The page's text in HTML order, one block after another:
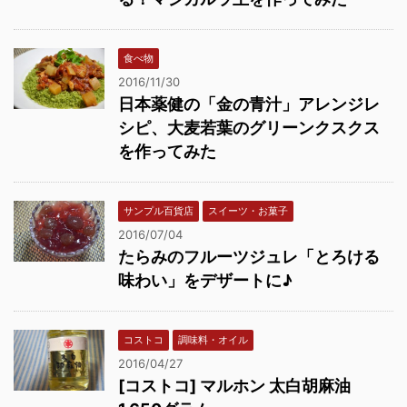
食べ物
2016/11/30
日本薬健の「金の青汁」アレンジレ
シピ、大麦若葉のグリーンクスクス
を作ってみた
サンプル百貨店 スイーツ・お菓子
2016/07/04
たらみのフルーツジュレ「とろける
味わい」をデザートに♪
コストコ 調味料・オイル
2016/04/27
[コストコ] マルホン 太白胡麻油